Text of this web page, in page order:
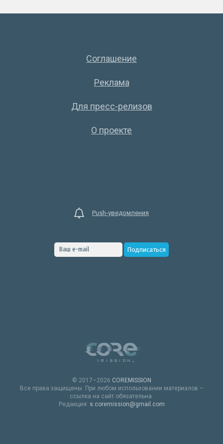
Соглашение
Реклама
Для пресс-релизов
О проекте
Push-уведомления
© 2017–2026 COREMISSION
Все права защищены. При любом использовании материалов –
ссылка на сайт обязательна.
Редакция: s.coremission@gmail.com